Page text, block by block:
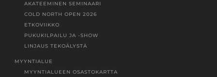
AKATEEMINEN SEMINAARI
COLD NORTH OPEN 2026
ETKOVIIKKO
PUKUKILPAILU JA -SHOW
LINJAUS TEKOÄLYSTÄ
MYYNTIALUE
MYYNTIALUEEN OSASTOKARTTA